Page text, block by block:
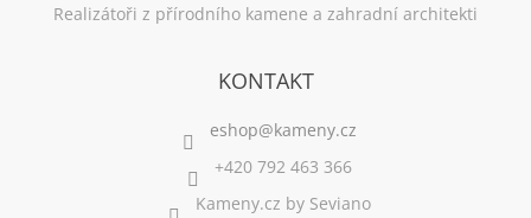
Realizátoři z přírodního kamene a zahradní architekti
KONTAKT
+420 792 463 366
Kameny.cz by Seviano